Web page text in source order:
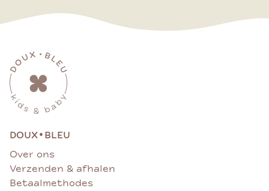
DOUX• BLEU
Over ons
Verzenden & afhalen
Betaalmethodes